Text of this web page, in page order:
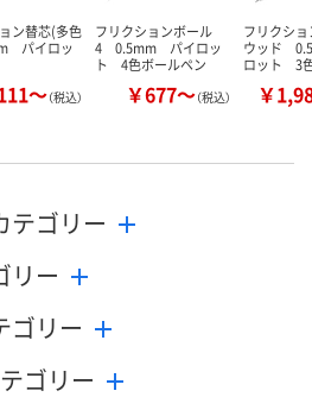
ン替芯(多色
パイロッ
～（税込）
フリクションボール
4 0.5mm パイロッ
ト 4色ボールペン
￥677～（税込）
フリクシ
ウッド
ロット 3
￥
テゴリー
リー
ゴリー
ゴリー